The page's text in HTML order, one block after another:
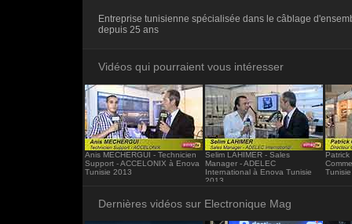
frameborder="0"></iframe>
Entreprise tunisienne spécialisée dans le câblage
depuis 25 ans
Vidéos qui pourraient vous intéresser
Anis MECHERGUI - Technicien
Support - ACCELONIX à Enova
Tunisie 2013
Selim LAHIMER - Sales
Manager - ADELEC
International à Enova Tunisie
2013
Patrick
Dernières vidéos sur Electronique Mag